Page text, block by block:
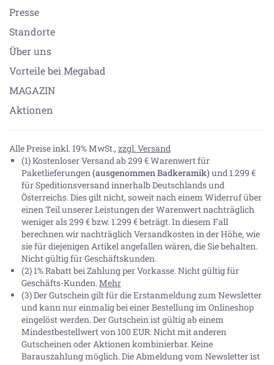
Presse
Standorte
Über uns
Vorteile bei Megabad
MAGAZIN
Aktionen
Alle Preise inkl. 19% MwSt., zzgl. Versand
(1) Kostenloser Versand ab 299 € Warenwert für
Paketlieferungen(ausgenommen Badkeramik) und 1.299 €
für Speditionsversand innerhalb Deutschlands und
Österreichs. Dies gilt nicht, soweit nach einem Widerruf über
einen Teil unserer Leistungen der Warenwert nachträglich
weniger als 299 € bzw. 1.299 € beträgt. In diesem Fall
berechnen wir nachträglich Versandkosten in der Höhe, wie
sie für diejenigen Artikel angefallen wären, die Sie behalten.
Nicht gültig für Geschäftskunden.
(2) 1% Rabatt bei Zahlung per Vorkasse. Nicht gültig für
Geschäfts-Kunden.Mehr
(3) Der Gutschein gilt für die Erstanmeldung zum Newsletter
und kann nur einmalig bei einer Bestellung im Onlineshop
eingelöst werden. Der Gutschein ist gültig ab einem
Mindestbestellwert von 100 EUR. Nicht mit anderen
Gutscheinen oder Aktionen kombinierbar. Keine
Barauszahlung möglich. Die Abmeldung vom Newsletter ist